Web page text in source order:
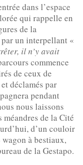
dans l’espace
qui rappelle en
de la
un interpellant «
il n’y avait
commence
de ceux de
déclamés par
pendant
nous laissons
de la Cité
d’un couloir
à bestiaux,
de la Gestapo.